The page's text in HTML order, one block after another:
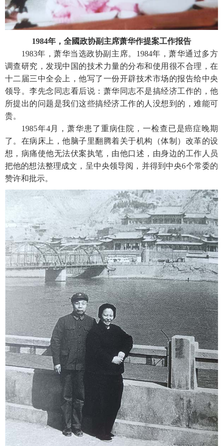
1984年，全國政协副主席萧华作提案工作报告
1983年，萧华当选政协副主席。1984年，萧华通过多方
调查研究，发现中国的技术力量的分布和使用很不合理，在
十二届三中全会上，他写了一份开辟技术市场的报告给中央
领导。李先念同志看后说：萧华同志不是搞经济工作的，他
所提出的问题是我们这些搞经济工作的人没想到的，难能可
贵。
1985年4月，萧华患了重病住院，一检查已是癌症晚期
了。在病床上，他脑子里翻腾着关于机构（体制）改革的设
想，病痛使他无法伏案执笔，由他口述，由身边的工作人员
把他的想法整理成文，呈中央领导阅，并得到中央6个常委的
赞许和批示。